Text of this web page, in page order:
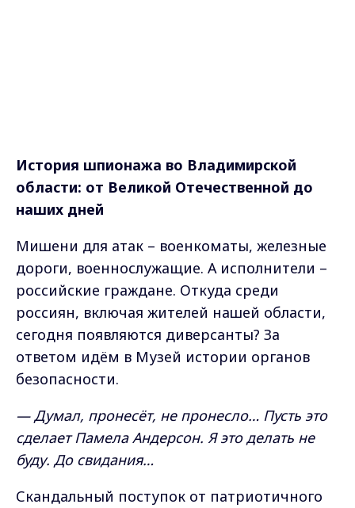
История шпионажа во Владимирской
области: от Великой Отечественной до
наших дней
Мишени для атак – военкоматы, железные
дороги, военнослужащие. А исполнители –
российские граждане. Откуда среди
россиян, включая жителей нашей области,
сегодня появляются диверсанты? За
ответом идём в Музей истории органов
безопасности.
— Думал, пронесёт, не пронесло… Пусть это
сделает Памела Андерсон. Я это делать не
буду. До свидания…
Скандальный поступок от патриотичного